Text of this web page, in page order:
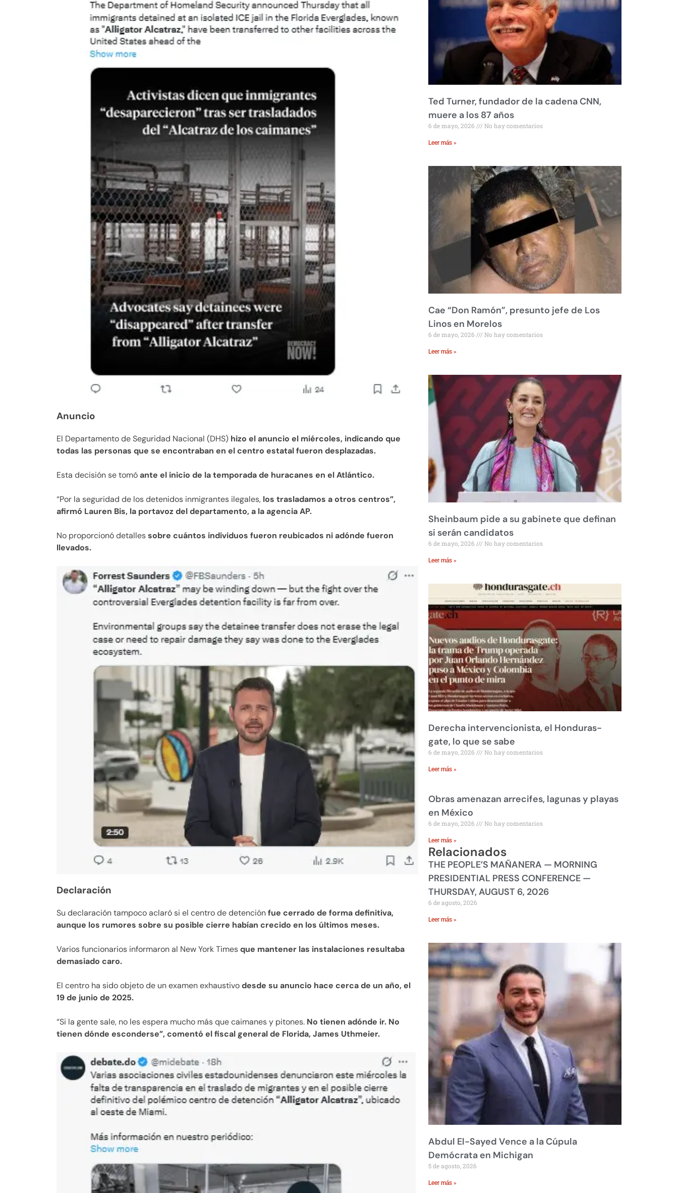
Anuncio
El Departamento de Seguridad Nacional (DHS) hizo el anuncio el miércoles, indicando que
todas las personas que se encontraban en el centro estatal fueron desplazadas.
Esta decisión se tomóante el inicio de la temporada de huracanes en el Atlántico.
“Por la seguridad de los detenidos inmigrantes ilegales, los trasladamos a otros centros”,
afirmó Lauren Bis, la portavoz del departamento, a la agencia AP.
No proporcionó detallessobre cuántos individuos fueron reubicados ni adónde fueron
llevados.
Declaración
Su declaración tampoco aclaró si el centro de detenciónfue cerrado de forma definitiva,
aunque los rumores sobre su posible cierre habían crecido en los últimos meses.
Varios funcionarios informaron al New York Timesque mantener las instalaciones resultaba
demasiado caro.
El centro ha sido objeto de un examen exhaustivodesde su anuncio hace cerca de un año, el
19 de junio de 2025.
“Si la gente sale, no les espera mucho más que caimanes y pitones. No tienen adónde ir. No
tienen dónde esconderse”, comentó el fiscal general de Florida, James Uthmeier.
Ted Turner, fundador de la cadena CNN,
muere a los 87 años
6 de mayo, 2026 No hay comentarios
Leer más »
Cae “Don Ramón”, presunto jefe de Los
Linos en Morelos
6 de mayo, 2026 No hay comentarios
Leer más »
Sheinbaum pide a su gabinete que definan
si serán candidatos
6 de mayo, 2026 No hay comentarios
Leer más »
Derecha intervencionista, el Honduras-
gate, lo que se sabe
6 de mayo, 2026 No hay comentarios
Leer más »
Obras amenazan arrecifes, lagunas y playas
en México
6 de mayo, 2026 No hay comentarios
Leer más »
Relacionados
THE PEOPLE’S MAÑANERA — MORNING
PRESIDENTIAL PRESS CONFERENCE —
THURSDAY, AUGUST 6, 2026
6 de agosto, 2026
Leer más »
Abdul El-Sayed Vence a la Cúpula
Demócrata en Michigan
5 de agosto, 2026
Leer más »